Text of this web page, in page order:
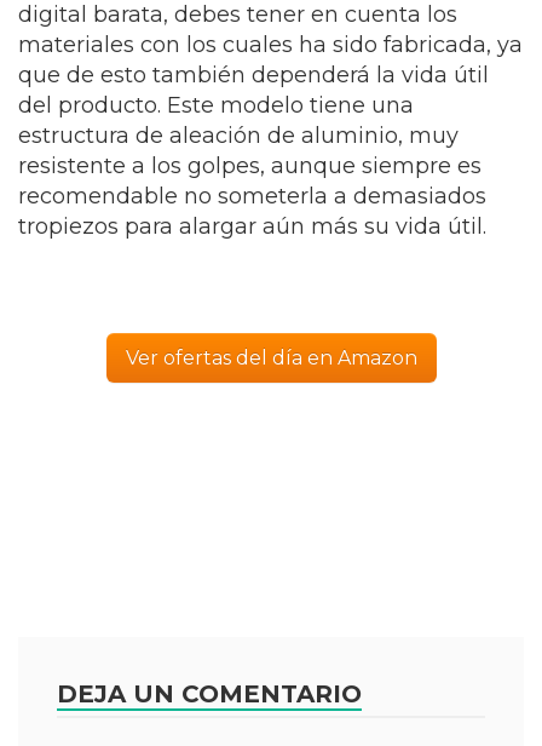
digital barata, debes tener en cuenta los
materiales con los cuales ha sido fabricada, ya
que de esto también dependerá la vida útil
del producto. Este modelo tiene una
estructura de aleación de aluminio, muy
resistente a los golpes, aunque siempre es
recomendable no someterla a demasiados
tropiezos para alargar aún más su vida útil.
Ver ofertas del día en Amazon
DEJA UN COMENTARIO